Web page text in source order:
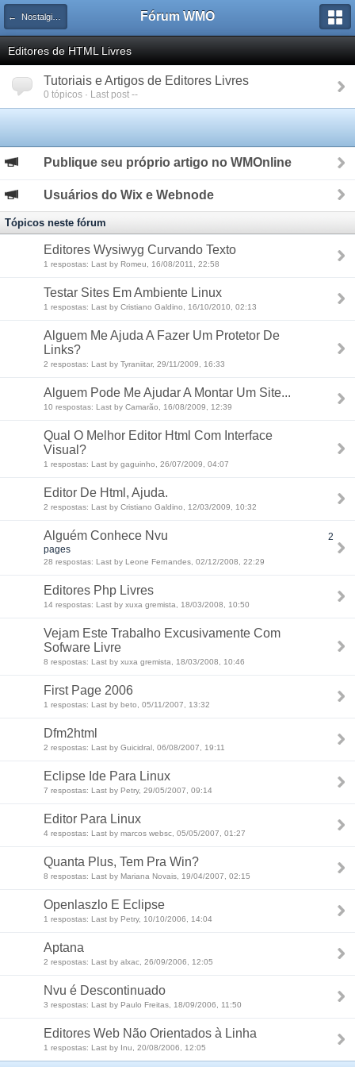
← Nostalgia WMOnline Fórum WMO
Editores de HTML Livres
Tutoriais e Artigos de Editores Livres
0 tópicos · Last post --
Publique seu próprio artigo no WMOnline
Usuários do Wix e Webnode
Tópicos neste fórum
Editores Wysiwyg Curvando Texto
1 respostas: Last by Romeu, 16/08/2011, 22:58
Testar Sites Em Ambiente Linux
1 respostas: Last by Cristiano Galdino, 16/10/2010, 02:13
Alguem Me Ajuda A Fazer Um Protetor De
Links?
2 respostas: Last by Tyraniitar, 29/11/2009, 16:33
Alguem Pode Me Ajudar A Montar Um Site...
10 respostas: Last by Camarão, 16/08/2009, 12:39
Qual O Melhor Editor Html Com Interface
Visual?
1 respostas: Last by gaguinho, 26/07/2009, 04:07
Editor De Html, Ajuda.
2 respostas: Last by Cristiano Galdino, 12/03/2009, 10:32
Alguém Conhece Nvu
2
pages
28 respostas: Last by Leone Fernandes, 02/12/2008, 22:29
Editores Php Livres
14 respostas: Last by xuxa gremista, 18/03/2008, 10:50
Vejam Este Trabalho Excusivamente Com
Sofware Livre
8 respostas: Last by xuxa gremista, 18/03/2008, 10:46
First Page 2006
1 respostas: Last by beto, 05/11/2007, 13:32
Dfm2html
2 respostas: Last by Guicidral, 06/08/2007, 19:11
Eclipse Ide Para Linux
7 respostas: Last by Petry, 29/05/2007, 09:14
Editor Para Linux
4 respostas: Last by marcos websc, 05/05/2007, 01:27
Quanta Plus, Tem Pra Win?
8 respostas: Last by Mariana Novais, 19/04/2007, 02:15
Openlaszlo E Eclipse
1 respostas: Last by Petry, 10/10/2006, 14:04
Aptana
2 respostas: Last by alxac, 26/09/2006, 12:05
Nvu é Descontinuado
3 respostas: Last by Paulo Freitas, 18/09/2006, 11:50
Editores Web Não Orientados à Linha
1 respostas: Last by Inu, 20/08/2006, 12:05